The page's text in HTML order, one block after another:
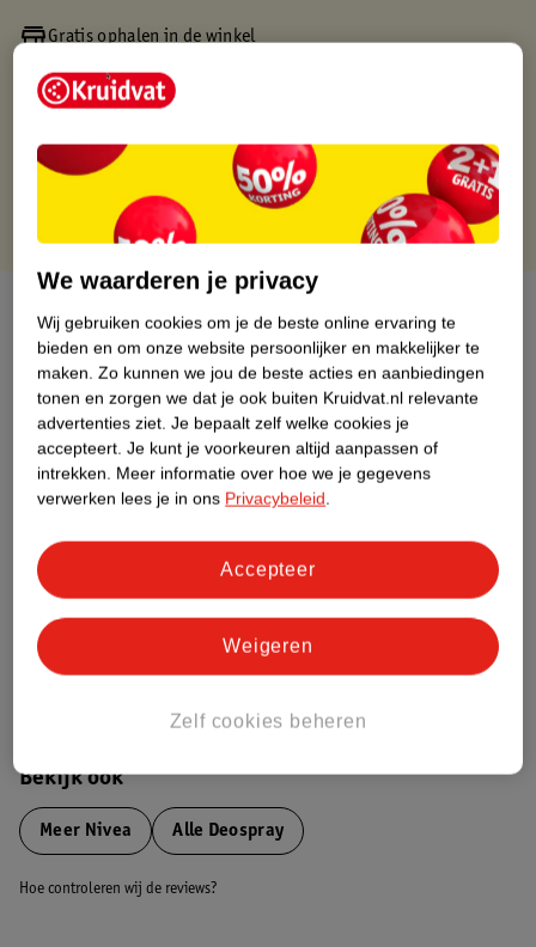
Gratis ophalen in de winkel
Gratis thuisbezorgd vanaf 50.00
Gratis punten met je Kruidvat kaart
Over dit product
Productinformatie
Etiketinformatie
Nature Impact Score
Dit product heeft (nog) geen Nature
Impact Score.
Bekijk ook
Meer Nivea Alle Deospray
Hoe controleren wij de reviews?
We waarderen je privacy
Wij gebruiken cookies om je de beste online ervaring te
bieden en om onze website persoonlijker en makkelijker te
maken. Zo kunnen we jou de beste acties en aanbiedingen
tonen en zorgen we dat je ook buiten Kruidvat.nl relevante
advertenties ziet. Je bepaalt zelf welke cookies je
accepteert. Je kunt je voorkeuren altijd aanpassen of
intrekken. Meer informatie over hoe we je gegevens
verwerken lees je in ons Privacybeleid.
Zelf cookies beheren
Weigeren
Accepteer